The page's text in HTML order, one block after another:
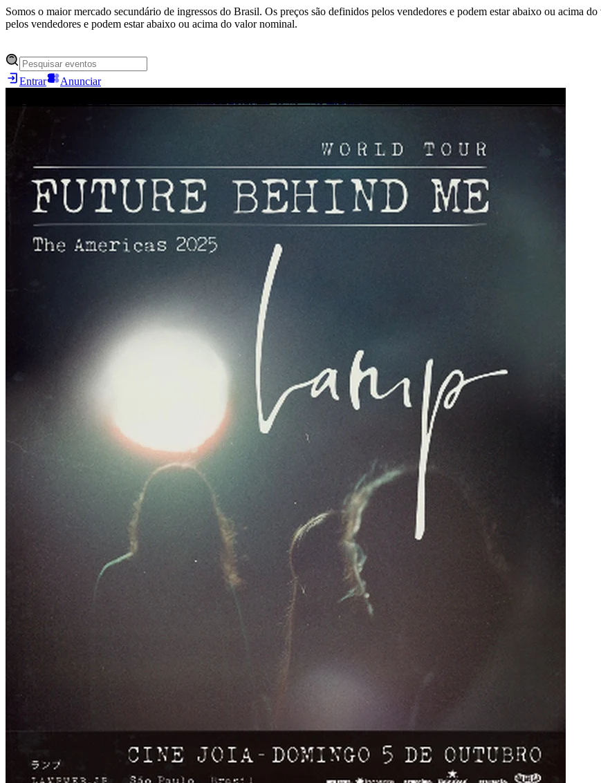
Somos o maior mercado secundário de ingressos do Brasil. Os preços são definidos pelos vendedores e podem estar abaixo ou acima
pelos vendedores e podem estar abaixo ou acima do valor nominal.
Entrar Anunciar